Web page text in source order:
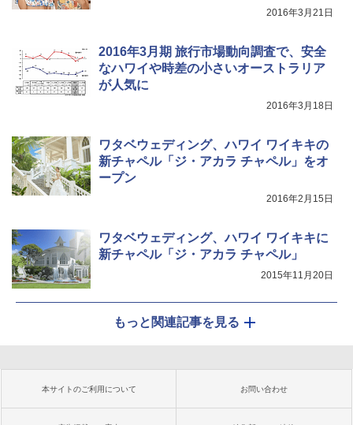
2016年3月21日
2016年3月期 旅行市場動向調査で、安全
なハワイや時差の小さいオーストラリア
が人気に
2016年3月18日
ワタベウェディング、ハワイ ワイキキの
新チャペル「ジ・アカラ チャペル」をオ
ープン
2016年2月15日
ワタベウェディング、ハワイ ワイキキに
新チャペル「ジ・アカラ チャペル」
2015年11月20日
もっと関連記事を見る
本サイトのご利用について お問い合わせ